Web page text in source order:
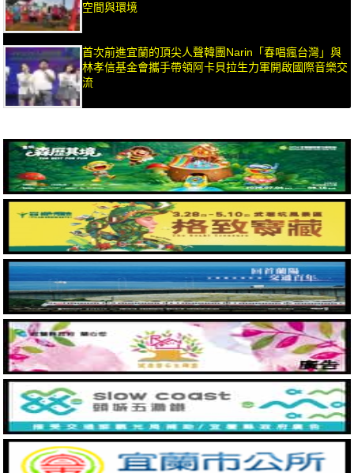
空間與環境
首次前進宜蘭的頂尖人聲韓團Narin「春唱瘋台灣」與
林孝信基金會攜手帶領阿卡貝拉生力軍開啟國際音樂交
流